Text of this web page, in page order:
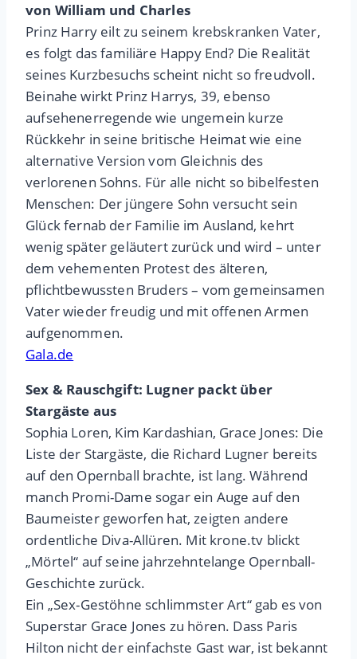
von William und Charles
Prinz Harry eilt zu seinem krebskranken Vater,
es folgt das familiäre Happy End? Die Realität
seines Kurzbesuchs scheint nicht so freudvoll.
Beinahe wirkt Prinz Harrys, 39, ebenso
aufsehenerregende wie ungemein kurze
Rückkehr in seine britische Heimat wie eine
alternative Version vom Gleichnis des
verlorenen Sohns. Für alle nicht so bibelfesten
Menschen: Der jüngere Sohn versucht sein
Glück fernab der Familie im Ausland, kehrt
wenig später geläutert zurück und wird – unter
dem vehementen Protest des älteren,
pflichtbewussten Bruders – vom gemeinsamen
Vater wieder freudig und mit offenen Armen
aufgenommen.
Gala.de
Sex & Rauschgift: Lugner packt über
Stargäste aus
Sophia Loren, Kim Kardashian, Grace Jones: Die
Liste der Stargäste, die Richard Lugner bereits
auf den Opernball brachte, ist lang. Während
manch Promi-Dame sogar ein Auge auf den
Baumeister geworfen hat, zeigten andere
ordentliche Diva-Allüren. Mit krone.tv blickt
„Mörtel“ auf seine jahrzehntelange Opernball-
Geschichte zurück.
Ein „Sex-Gestöhne schlimmster Art“ gab es von
Superstar Grace Jones zu hören. Dass Paris
Hilton nicht der einfachste Gast war, ist bekannt